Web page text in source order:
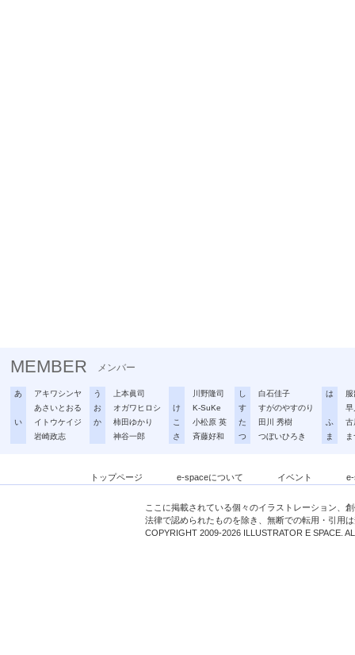
MEMBER メンバー
あ
アキワシンヤ
あさいとおる
い
イトウケイジ
岩崎政志
う
上本眞司
お
オガワヒロシ
か
柿田ゆかり
神谷一郎
川野隆司
け
K-SuKe
こ
小松原 英
さ
斉藤好和
し
白石佳子
す
すがのやすのり
た
田川 秀樹
つ
つぼいひろき
は
早
ふ
古
ま
トップページ e-spaceについて イベント
ここに掲載されている個々のイラストレーション、
法律で認められたものを除き、無断での転用・引用
COPYRIGHT 2009-2026 ILLUSTRATOR E SPACE.